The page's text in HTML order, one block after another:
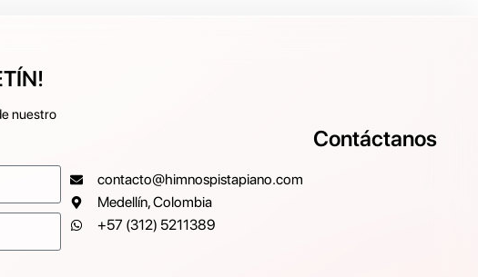
nuestro
Contáctanos
contacto@himnospistapiano.com
Medellín, Colombia
+57 (312) 5211389